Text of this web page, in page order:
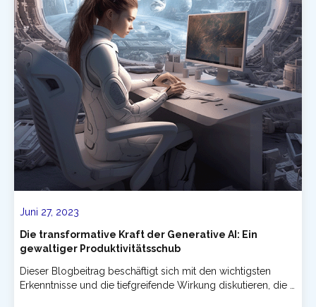
Juni 27, 2023
Die transformative Kraft der Generative AI: Ein
gewaltiger Produktivitätsschub
Dieser Blogbeitrag beschäftigt sich mit den wichtigsten
Erkenntnisse und die tiefgreifende Wirkung diskutieren, die …